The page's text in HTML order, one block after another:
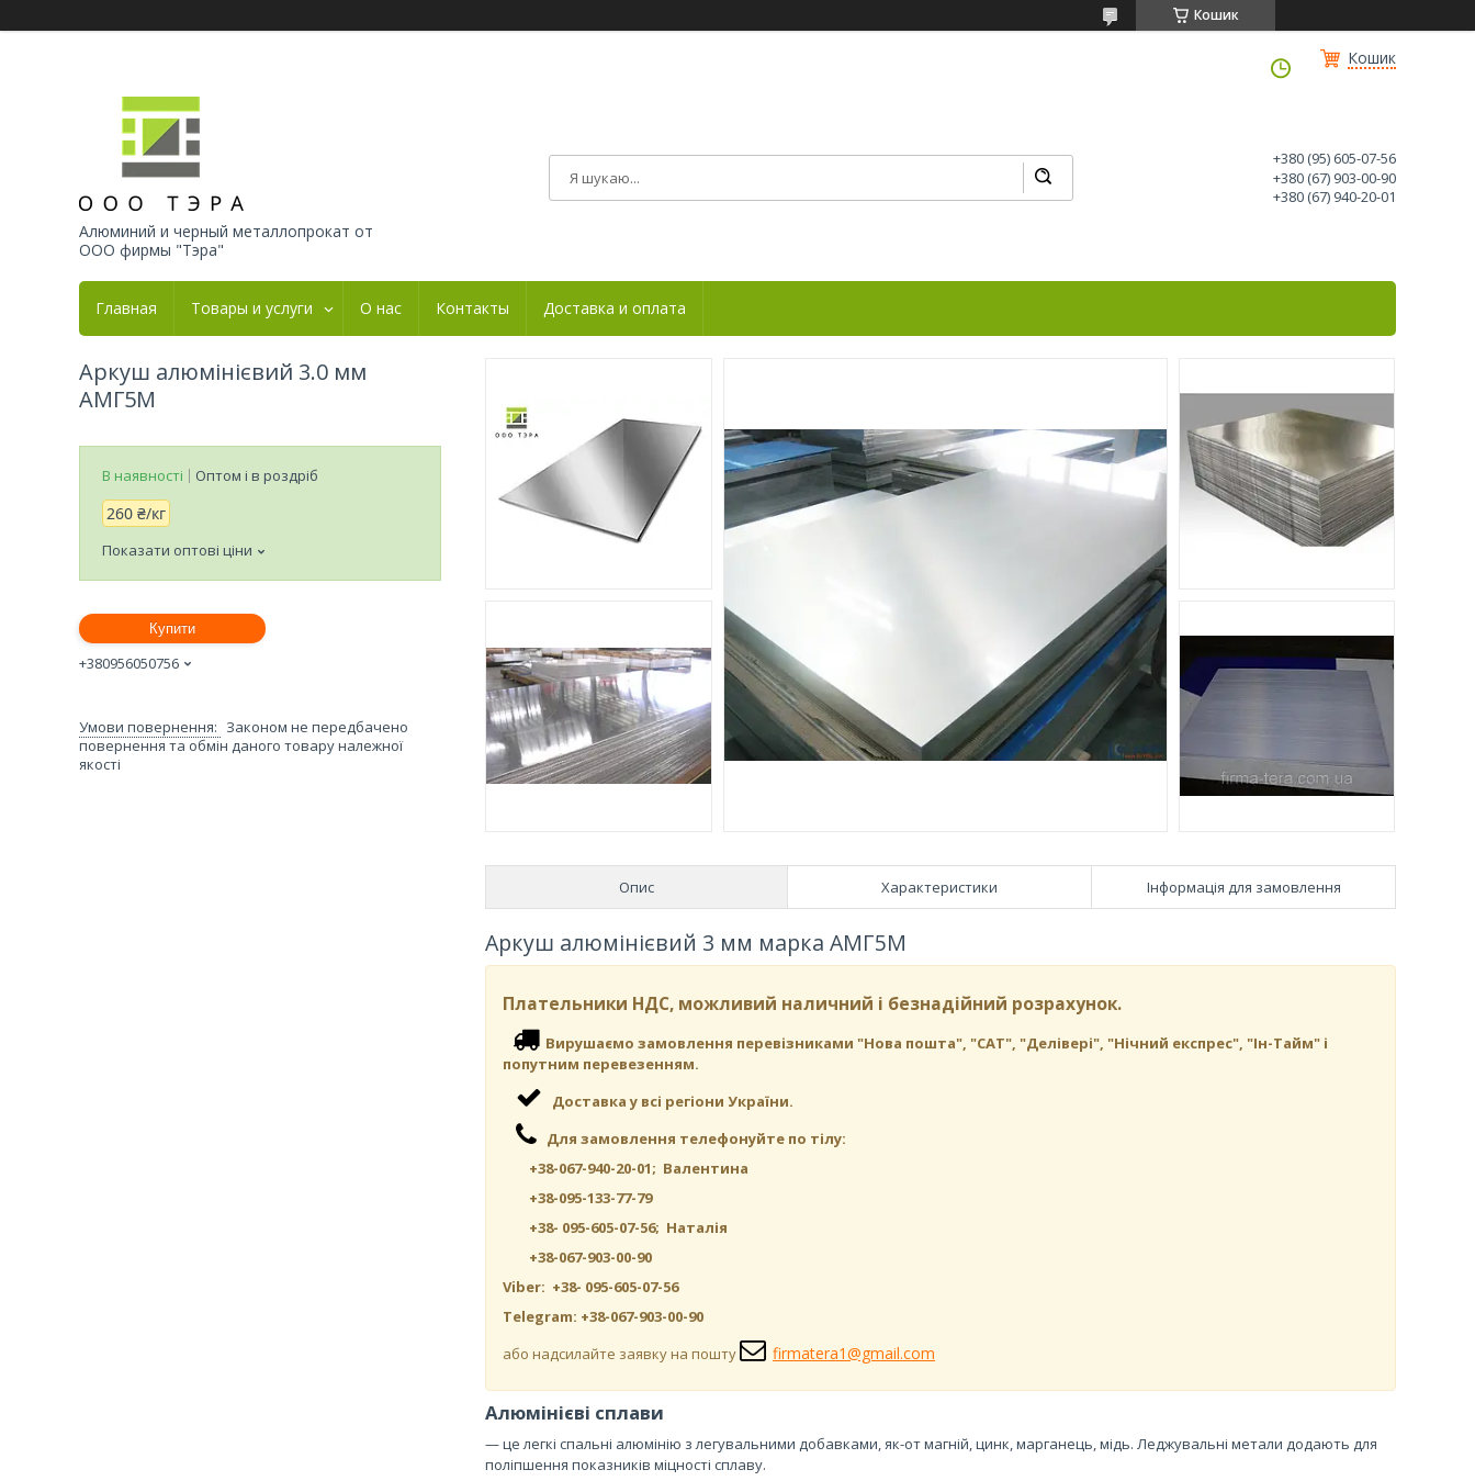
Кошик
Кошик
Алюминий и черный металлопрокат от
ООО фирмы "Тэра"
+380 (95) 605-07-56
+380 (67) 903-00-90
+380 (67) 940-20-01
Главная Товары и услуги О нас Контакты Доставка и оплата
Опис Характеристики Інформація для замовлення
Аркуш алюмінієвий 3 мм марка АМГ5М
Плательники НДС, можливий наличний і безнадійний розрахунок.
Вирушаємо замовлення перевізниками "Нова пошта", "САТ", "Делівері", "Нічний експрес", "Ін-Тайм" і
попутним перевезенням.
Доставка у всі регіони України.
Для замовлення телефонуйте по тілу:
+38-067-940-20-01; Валентина
+38-095-133-77-79
+38- 095-605-07-56; Наталія
+38-067-903-00-90
Viber: +38- 095-605-07-56
Telegram: +38-067-903-00-90
або надсилайте заявку на пошту
firmatera1@gmail.com
Алюмінієві сплави
— це легкі спальні алюмінію з легувальними добавками, як-от магній, цинк, марганець, мідь. Леджувальні метали додають для
поліпшення показників міцності сплаву.
Аркуш алюмінієвий 3.0 мм
АМГ5М
В наявності Оптом і в роздріб
260 ₴/кг
Показати оптові ціни
Купити
+380956050756
Законом не передбачено
повернення та обмін даного товару належної
якості